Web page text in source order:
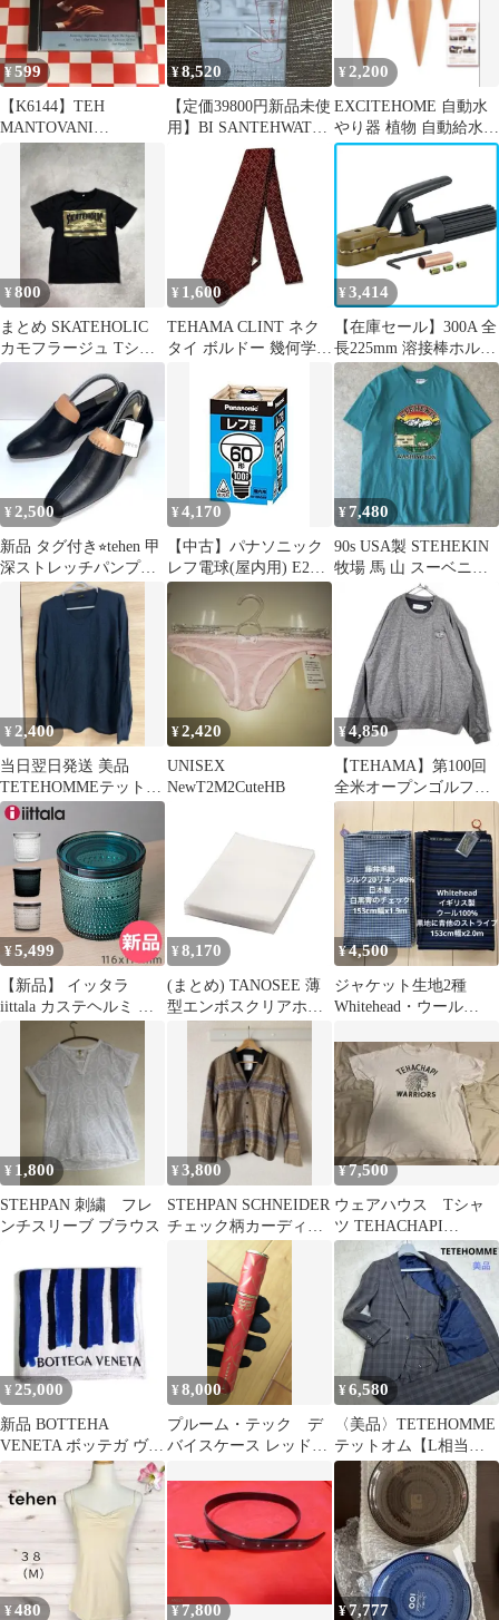
¥599
【K6144】TEH
MANTOVANI
COLLECTON
¥8,520
【定価39800円新品未使
用】BI SANTEHWATER
美活ウォーターライフ
¥2,200
EXCITEHOME 自動水
やり器 植物 自動給水器
ペットボトル 陶器 簡
¥800
まとめ SKATEHOLIC
カモフラージュ Tシャ
ツキッズ150 B07
¥ 1,600
TEHAMA CLINT ネク
タイ ボルドー 幾何学
¥ 3,414
【在庫セール】300A 全
長225mm 溶接棒ホルダ
ー TEH-300 トラスコ中
山TRUSCO)
¥ 2,500
新品 タグ付き⭐︎tehen 甲
深ストレッチパンプス
スクエアトゥ 23.5
¥4,170
【中古】パナソニック
レフ電球(屋内用) E26
口金 100V60形 散光形
(ビーム角=60°)
RF100V54WD wgteh8f
¥7,480
90s USA製 STEHEKIN
牧場 馬 山 スーベニアT
¥ 2,400
当日翌日発送 美品
TETEHOMMEテットオ
ム ニットサマーセータ
ー Lネイビー
¥2,420
UNISEX
NewT2M2CuteHB
¥4,850
【TEHAMA】第100回
全米オープンゴルフ刺
繡ロゴプルオーバー
¥5,499
【新品】 イッタラ
iittala カステヘルミ ジ
ャー 116 × 114mm 北欧
ガラス Kastehelmi Jar 蓋
付き 保存容器 キャニス
ター フィンランド キッ
チン [ITT-AW]
¥ 8,170
(まとめ) TANOSEE 薄
型エンボスクリアホル
ダー A4 1パック(100枚)
〔×5セット〕
¥4,500
ジャケット生地2種
Whitehead・ウール
クリネン
¥ 1,800
STEHPAN 刺繍 フレ
ンチスリーブ ブラウス
¥3,800
STEHPAN SCHNEIDER
チェック柄カーディガ
¥7,500
ウェアハウス Tシャ
ツ TEHACHAPI
WARRIORS M
¥ 25,000
新品 BOTTEHA
VENETA ボッテガ ヴェ
ネタ ストライプ ビーチ
タオル
¥8,000
プルーム・テック デ
バイスケース レッド
TATEHANA）
¥6,580
〈美品〉TETEHOMME
テットオム【L相当】
セットアップスーツ チ
ェック
¥480 ¥7,800 ¥7,777